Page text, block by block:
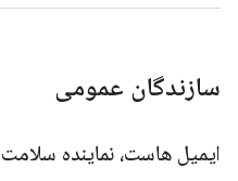
سازندگان عمومی
ایمیل هاست، نماینده سلامت